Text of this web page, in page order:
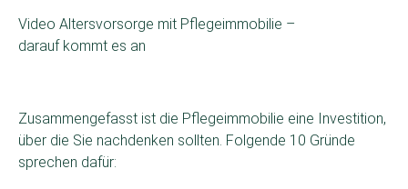
Video Altersvorsorge mit Pflegeimmobilie –
darauf kommt es an
Zusammengefasst ist die Pflegeimmobilie eine Investition,
über die Sie nachdenken sollten. Folgende 10 Gründe
sprechen dafür: